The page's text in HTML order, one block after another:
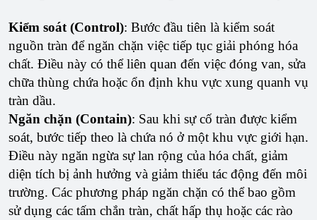
Kiểm soát (Control): Bước đầu tiên là kiểm soát
nguồn tràn để ngăn chặn việc tiếp tục giải phóng hóa
chất. Điều này có thể liên quan đến việc đóng van, sửa
chữa thùng chứa hoặc ổn định khu vực xung quanh vụ
tràn dầu.
Ngăn chặn (Contain): Sau khi sự cố tràn được kiểm
soát, bước tiếp theo là chứa nó ở một khu vực giới hạn.
Điều này ngăn ngừa sự lan rộng của hóa chất, giảm
diện tích bị ảnh hưởng và giảm thiểu tác động đến môi
trường. Các phương pháp ngăn chặn có thể bao gồm
sử dụng các tấm chắn tràn, chất hấp thụ hoặc các rào